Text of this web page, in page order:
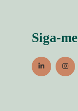
Siga-me